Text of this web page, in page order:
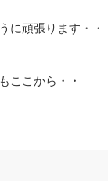
に頑張ります・・
ここから・・